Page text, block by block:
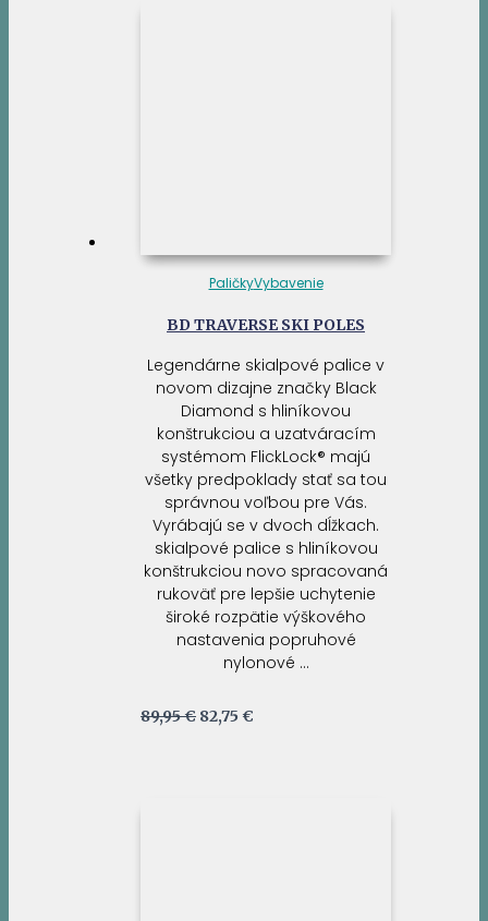
PaličkyVybavenie
BD TRAVERSE SKI POLES
Legendárne skialpové palice v
novom dizajne značky Black
Diamond s hliníkovou
konštrukciou a uzatváracím
systémom FlickLock® majú
všetky predpoklady stať sa tou
správnou voľbou pre Vás.
Vyrábajú se v dvoch dĺžkach.
skialpové palice s hliníkovou
konštrukciou novo spracovaná
rukoväť pre lepšie uchytenie
široké rozpätie výškového
nastavenia popruhové
nylonové …
89,95€ Pôvodná
82,75 €